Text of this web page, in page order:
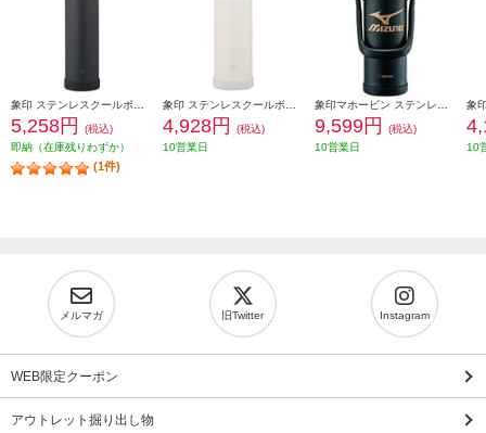
5,258円
(税込)
即納（在庫残りわずか）
(1件)
4,928円
(税込)
10営業日
9,599円
(税込)
10営業日
10
メルマガ 旧Twitter Instagram
WEB限定クーポン
アウトレット掘り出し物